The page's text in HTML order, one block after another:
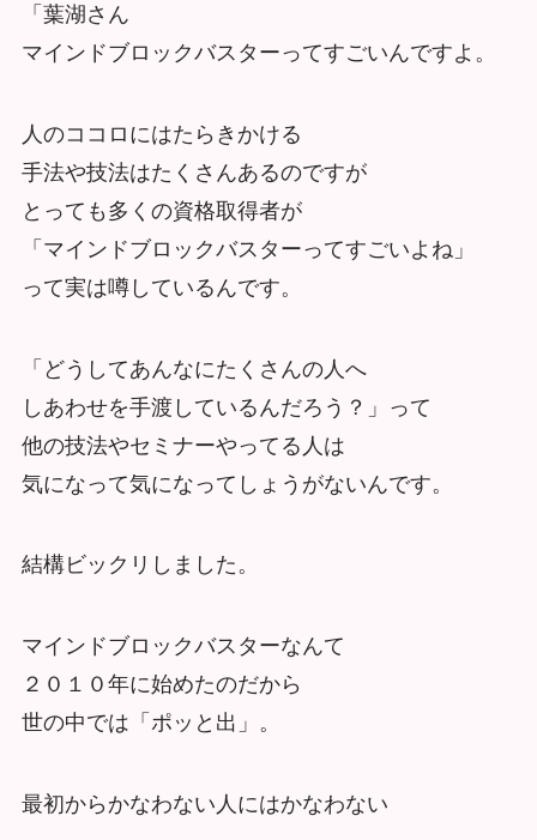
「葉湖さん
マインドブロックバスターってすごいんですよ。
人のココロにはたらきかける
手法や技法はたくさんあるのですが
とっても多くの資格取得者が
「マインドブロックバスターってすごいよね」
って実は噂しているんです。
「どうしてあんなにたくさんの人へ
しあわせを手渡しているんだろう？」って
他の技法やセミナーやってる人は
気になって気になってしょうがないんです。
結構ビックリしました。
マインドブロックバスターなんて
２０１０年に始めたのだから
世の中では「ポッと出」。
最初からかなわない人にはかなわない